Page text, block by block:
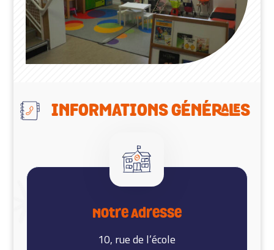
INFORMATIONS GÉNÉRALES
Notre Adresse
10, rue de l’école